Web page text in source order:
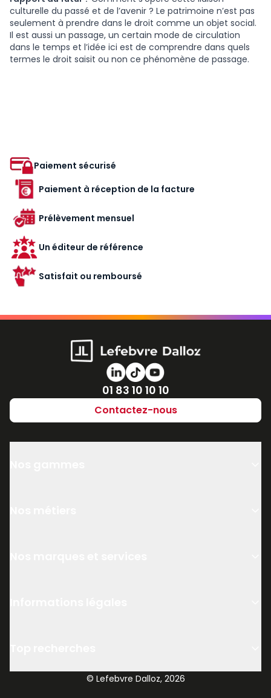
culturelle du passé et de l’avenir ? Le patrimoine n’est pas
seulement à prendre dans le droit comme un objet social.
Il est aussi un passage, un certain mode de circulation
dans le temps et l’idée ici est de comprendre dans quels
termes le droit saisit ou non ce phénomène de passage.
Paiement sécurisé
Paiement à réception de la facture
Prélèvement mensuel
Un éditeur de référence
Satisfait ou remboursé
Numéro de téléphone
01 83 10 10 10
Contactez-nous
© Lefebvre Dalloz, 2026